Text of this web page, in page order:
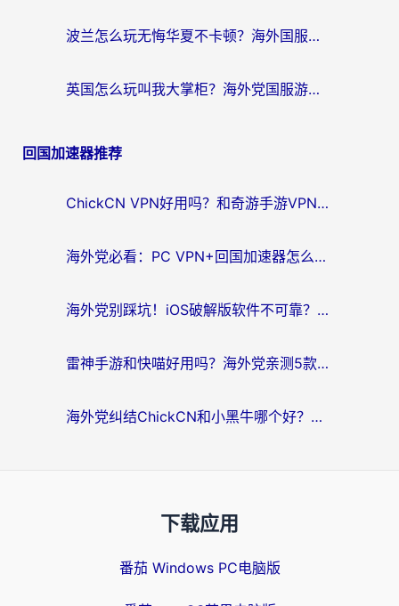
波兰怎么玩无悔华夏不卡顿？海外国服游戏加速器终极指南（附征途2萤火突击解决方案）
英国怎么玩叫我大掌柜？海外党国服游戏加速避坑指南（附实测推荐）
回国加速器推荐
ChickCN VPN好用吗？和奇游手游VPN对比哪个回国效果更好？海外党亲测实用指南
海外党必看：PC VPN+回国加速器怎么选？无缝访问国内资源全攻略
海外党别踩坑！iOS破解版软件不可靠？教你选对回国加速器无缝看国内资源
雷神手游和快喵好用吗？海外党亲测5款回国加速器，附斧牛Bling对比+微信视频号解决办法
海外党纠结ChickCN和小黑牛哪个好？一篇帮你选对回国加速器的实用指南
下载应用
番茄 Windows PC电脑版